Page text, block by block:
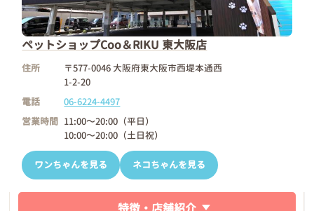
ペットショップCoo＆RIKU 東大阪店
住所
〒577-0046 大阪府東大阪市西堤本通西
1-2-20
電話
06-6224-4497
営業時間 11:00～20:00（平日）
10:00～20:00（土日祝）
ワンちゃんを見る ネコちゃんを見る